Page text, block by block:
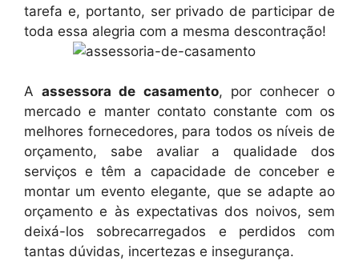
tarefa e, portanto, ser privado de participar de
toda essa alegria com a mesma descontração!
Aassessora de casamento, por conhecer o
mercado e manter contato constante com os
melhores fornecedores, para todos os níveis de
orçamento, sabe avaliar a qualidade dos
serviços e têm a capacidade de conceber e
montar um evento elegante, que se adapte ao
orçamento e às expectativas dos noivos, sem
deixá-los sobrecarregados e perdidos com
tantas dúvidas, incertezas e insegurança.